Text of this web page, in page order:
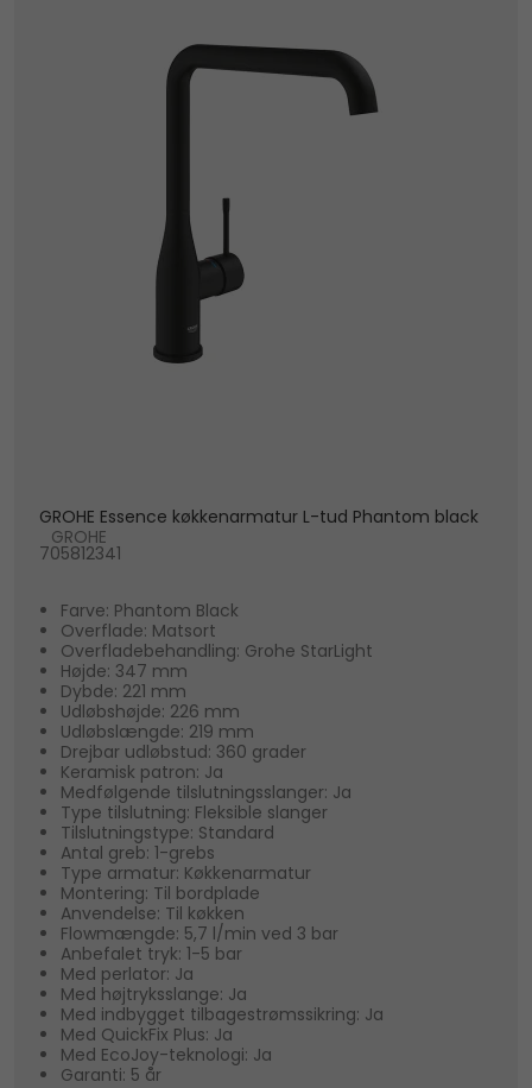
GROHE Essence køkkenarmatur L-tud Phantom black
GROHE
705812341
Farve: Phantom Black
Overflade: Matsort
Overfladebehandling: Grohe StarLight
Højde: 347 mm
Dybde: 221 mm
Udløbshøjde: 226 mm
Udløbslængde: 219 mm
Drejbar udløbstud: 360 grader
Keramisk patron: Ja
Medfølgende tilslutningsslanger: Ja
Type tilslutning: Fleksible slanger
Tilslutningstype: Standard
Antal greb: 1-grebs
Type armatur: Køkkenarmatur
Montering: Til bordplade
Anvendelse: Til køkken
Flowmængde: 5,7 l/min ved 3 bar
Anbefalet tryk: 1-5 bar
Med perlator: Ja
Med højtryksslange: Ja
Med indbygget tilbagestrømssikring: Ja
Med QuickFix Plus: Ja
Med EcoJoy-teknologi: Ja
Garanti: 5 år